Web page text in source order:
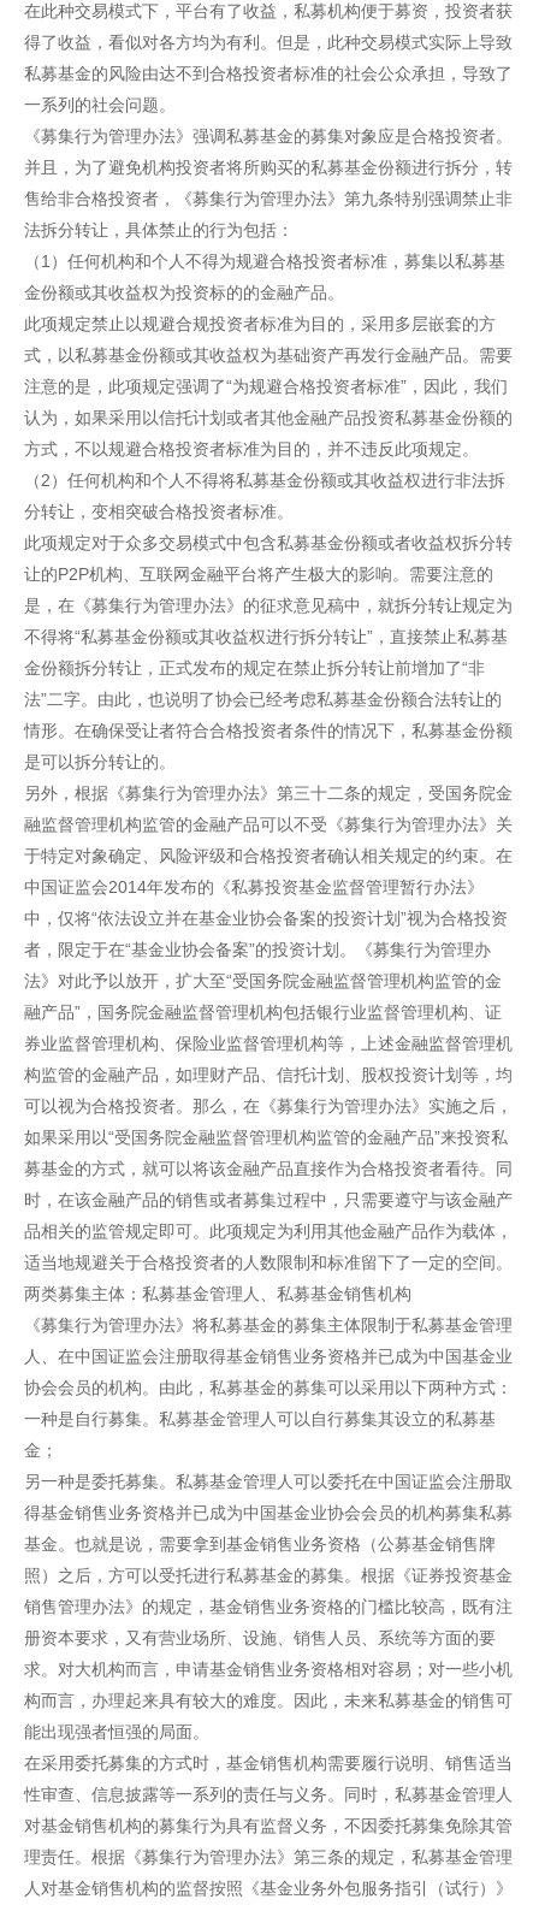
在此种交易模式下，平台有了收益，私募机构便于募资，投资者获
得了收益，看似对各方均为有利。但是，此种交易模式实际上导致
私募基金的风险由达不到合格投资者标准的社会公众承担，导致了
一系列的社会问题。
《募集行为管理办法》强调私募基金的募集对象应是合格投资者。
并且，为了避免机构投资者将所购买的私募基金份额进行拆分，转
售给非合格投资者，《募集行为管理办法》第九条特别强调禁止非
法拆分转让，具体禁止的行为包括：
（1）任何机构和个人不得为规避合格投资者标准，募集以私募基
金份额或其收益权为投资标的的金融产品。
此项规定禁止以规避合规投资者标准为目的，采用多层嵌套的方
式，以私募基金份额或其收益权为基础资产再发行金融产品。需要
注意的是，此项规定强调了“为规避合格投资者标准”，因此，我们
认为，如果采用以信托计划或者其他金融产品投资私募基金份额的
方式，不以规避合格投资者标准为目的，并不违反此项规定。
（2）任何机构和个人不得将私募基金份额或其收益权进行非法拆
分转让，变相突破合格投资者标准。
此项规定对于众多交易模式中包含私募基金份额或者收益权拆分转
让的P2P机构、互联网金融平台将产生极大的影响。需要注意的
是，在《募集行为管理办法》的征求意见稿中，就拆分转让规定为
不得将“私募基金份额或其收益权进行拆分转让”，直接禁止私募基
金份额拆分转让，正式发布的规定在禁止拆分转让前增加了“非
法”二字。由此，也说明了协会已经考虑私募基金份额合法转让的
情形。在确保受让者符合合格投资者条件的情况下，私募基金份额
是可以拆分转让的。
另外，根据《募集行为管理办法》第三十二条的规定，受国务院金
融监督管理机构监管的金融产品可以不受《募集行为管理办法》关
于特定对象确定、风险评级和合格投资者确认相关规定的约束。在
中国证监会2014年发布的《私募投资基金监督管理暂行办法》
中，仅将“依法设立并在基金业协会备案的投资计划”视为合格投资
者，限定于在“基金业协会备案”的投资计划。《募集行为管理办
法》对此予以放开，扩大至“受国务院金融监督管理机构监管的金
融产品”，国务院金融监督管理机构包括银行业监督管理机构、证
券业监督管理机构、保险业监督管理机构等，上述金融监督管理机
构监管的金融产品，如理财产品、信托计划、股权投资计划等，均
可以视为合格投资者。那么，在《募集行为管理办法》实施之后，
如果采用以“受国务院金融监督管理机构监管的金融产品”来投资私
募基金的方式，就可以将该金融产品直接作为合格投资者看待。同
时，在该金融产品的销售或者募集过程中，只需要遵守与该金融产
品相关的监管规定即可。此项规定为利用其他金融产品作为载体，
适当地规避关于合格投资者的人数限制和标准留下了一定的空间。
两类募集主体：私募基金管理人、私募基金销售机构
《募集行为管理办法》将私募基金的募集主体限制于私募基金管理
人、在中国证监会注册取得基金销售业务资格并已成为中国基金业
协会会员的机构。由此，私募基金的募集可以采用以下两种方式：
一种是自行募集。私募基金管理人可以自行募集其设立的私募基
金；
另一种是委托募集。私募基金管理人可以委托在中国证监会注册取
得基金销售业务资格并已成为中国基金业协会会员的机构募集私募
基金。也就是说，需要拿到基金销售业务资格（公募基金销售牌
照）之后，方可以受托进行私募基金的募集。根据《证券投资基金
销售管理办法》的规定，基金销售业务资格的门槛比较高，既有注
册资本要求，又有营业场所、设施、销售人员、系统等方面的要
求。对大机构而言，申请基金销售业务资格相对容易；对一些小机
构而言，办理起来具有较大的难度。因此，未来私募基金的销售可
能出现强者恒强的局面。
在采用委托募集的方式时，基金销售机构需要履行说明、销售适当
性审查、信息披露等一系列的责任与义务。同时，私募基金管理人
对基金销售机构的募集行为具有监督义务，不因委托募集免除其管
理责任。根据《募集行为管理办法》第三条的规定，私募基金管理
人对基金销售机构的监督按照《基金业务外包服务指引（试行）》